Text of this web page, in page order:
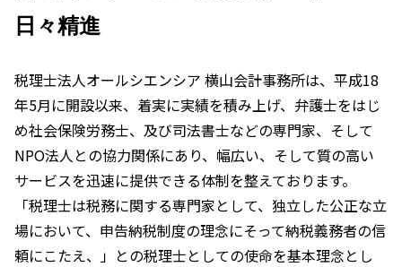
日々精進
税理士法人オールシエンシア 横山会計事務所は、平成18
年5月に開設以来、着実に実績を積み上げ、弁護士をはじ
め社会保険労務士、及び司法書士などの専門家、そして
NPO法人との協力関係にあり、幅広い、そして質の高い
サービスを迅速に提供できる体制を整えております。
「税理士は税務に関する専門家として、独立した公正な立
場において、申告納税制度の理念にそって納税義務者の信
頼にこたえ、」との税理士としての使命を基本理念とし